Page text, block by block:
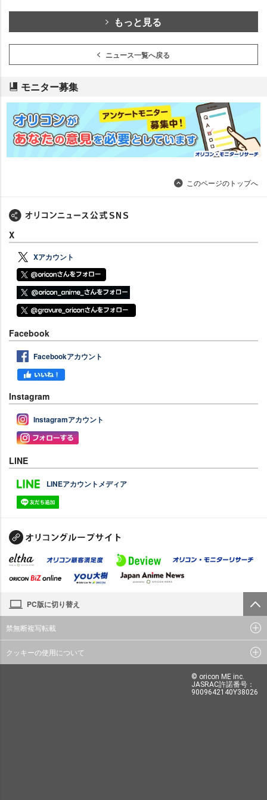
もっと見る
ニュース一覧へ戻る
モニター募集
このページのトップへ
X
Xアカウント
Facebook
Facebookアカウント
Instagram
Instagramアカウント
LINE
LINEアカウントメディア
PC版に切り替え
禁無断複写転載
クッキーの使用について
© oricon ME inc.
JASRAC許諾番号：
9009642140Y38026